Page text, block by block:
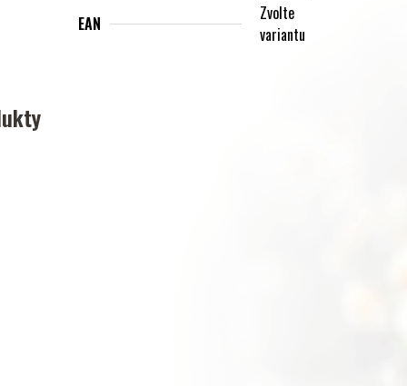
EAN
Zvolte
variantu